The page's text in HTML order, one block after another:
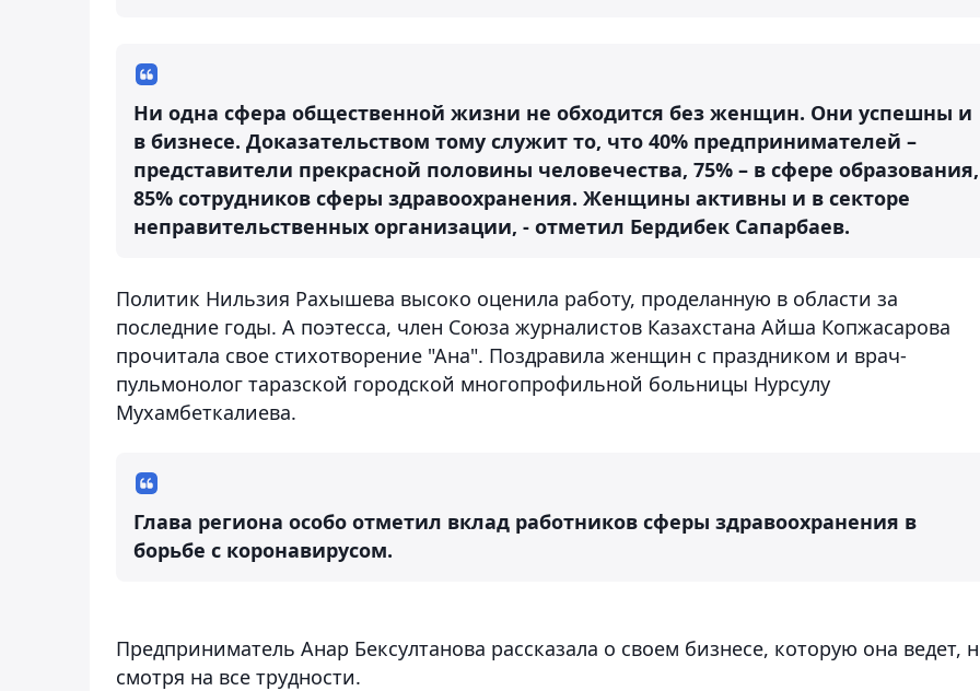
Ни одна сфера общественной жизни не обходится без женщин. Они успешны и
в бизнесе. Доказательством тому служит то, что 40% предпринимателей –
представители прекрасной половины человечества, 75% – в сфере образования,
85% сотрудников сферы здравоохранения. Женщины активны и в секторе
неправительственных организации, - отметил Бердибек Сапарбаев.
Политик Нильзия Рахышева высоко оценила работу, проделанную в области за
последние годы. А поэтесса, член Союза журналистов Казахстана Айша Копжасарова
прочитала свое стихотворение "Ана". Поздравила женщин с праздником и врач-
пульмонолог таразской городской многопрофильной больницы Нурсулу
Мухамбеткалиева.
Глава региона особо отметил вклад работников сферы здравоохранения в
борьбе с коронавирусом.
Предприниматель Анар Бексултанова рассказала о своем бизнесе, которую она ведет,
смотря на все трудности.